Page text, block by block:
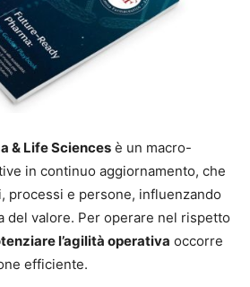
& Life Sciences è un macro-
in continuo aggiornamento, che
processi e persone, influenzando
del valore. Per operare nel rispetto
l’agilità operativa occorre
efficiente.